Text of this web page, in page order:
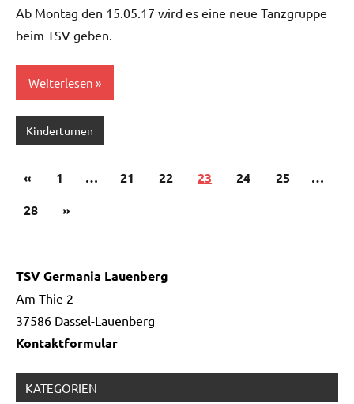
Ab Montag den 15.05.17 wird es eine neue Tanzgruppe
beim TSV geben.
Weiterlesen
Kinderturnen
Seitennummerierung
der
«Vorherige
1 … 21 22 23 24 25
…
28
Nächste
»
TSV Germania Lauenberg
Am Thie 2
37586 Dassel-Lauenberg
Kontaktformular
KATEGORIEN